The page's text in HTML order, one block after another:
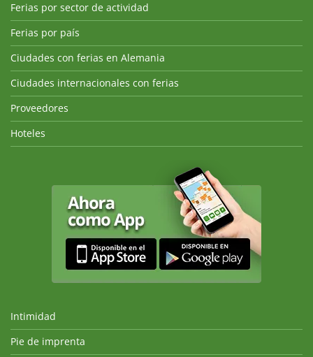
Ferias por sector de actividad
Ferias por país
Ciudades con ferias en Alemania
Ciudades internacionales con ferias
Proveedores
Hoteles
Intimidad
Pie de imprenta